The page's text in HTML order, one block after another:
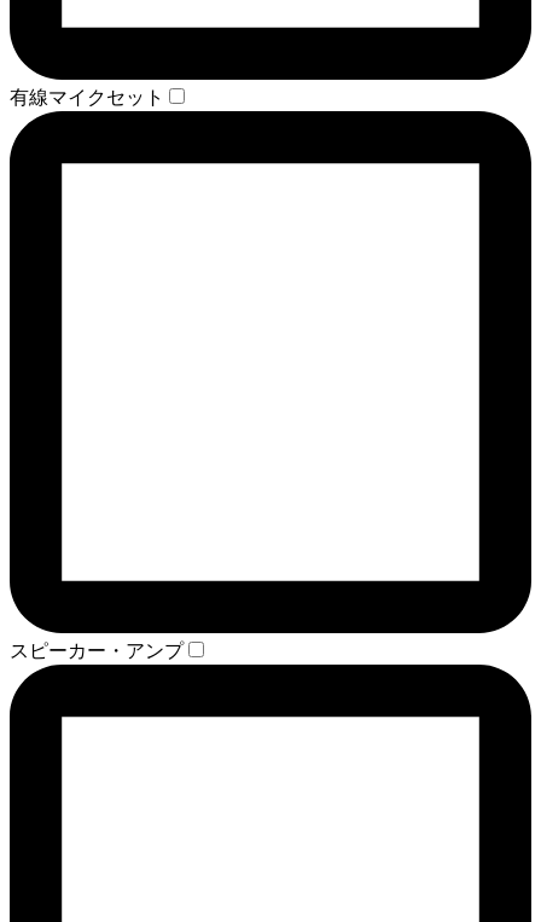
有線マイクセット
スピーカー・アンプ